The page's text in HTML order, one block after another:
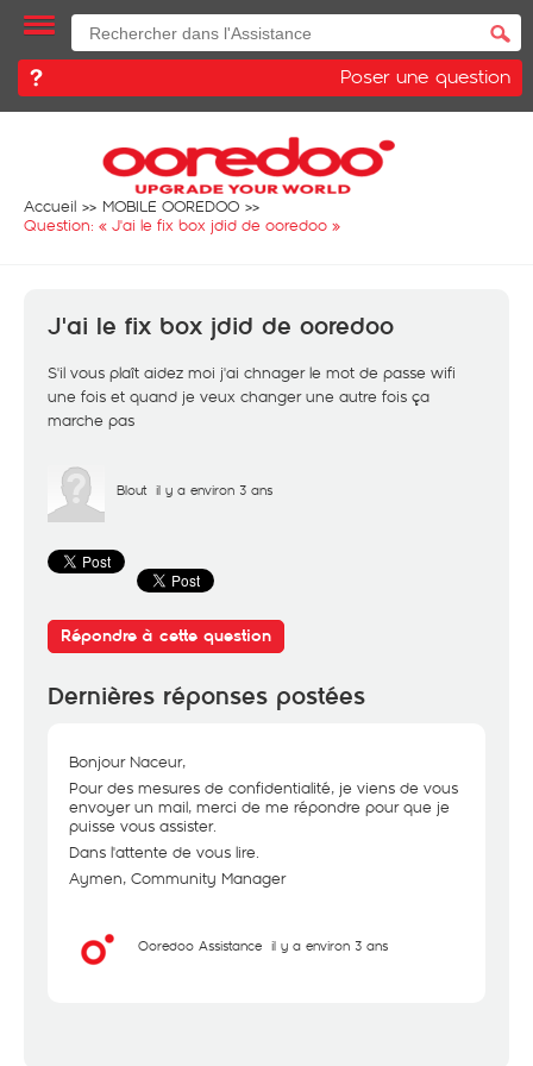
Poser une question
Accueil
MOBILE OOREDOO
Question: « J'ai le fix box jdid de ooredoo »
J'ai le fix box jdid de ooredoo
S'il vous plaît aidez moi j'ai chnager le mot de passe wifi
une fois et quand je veux changer une autre fois ça
marche pas
Blout il y a environ 3 ans
Répondre à cette question
Dernières réponses postées
Bonjour Naceur,
Pour des mesures de confidentialité, je viens de vous
envoyer un mail, merci de me répondre pour que je
puisse vous assister.
Dans l'attente de vous lire.
Aymen, Community Manager
Ooredoo Assistance il y a environ 3 ans